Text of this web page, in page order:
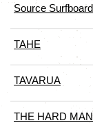
Source
TAHE
TAVARUA
THE HARD